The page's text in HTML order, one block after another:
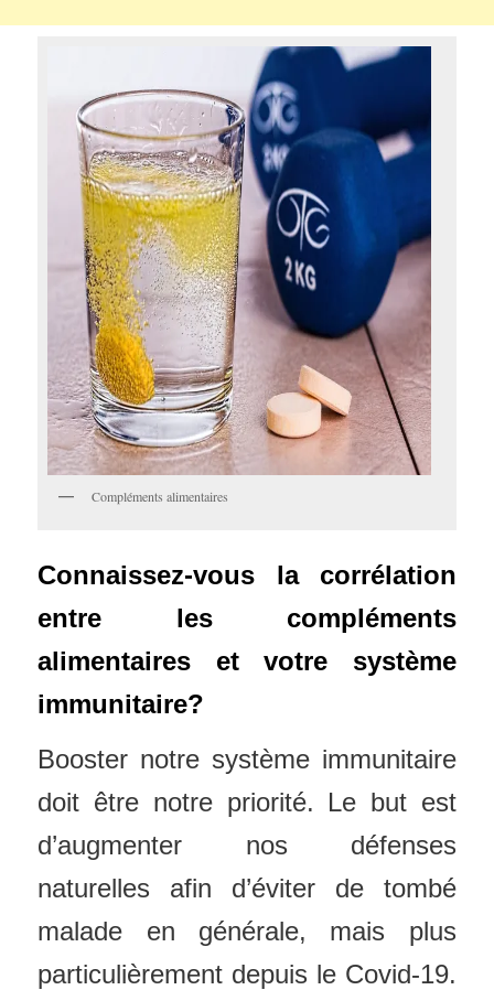
Compléments alimentaires
Connaissez-vous la corrélation
entre les compléments
alimentaires et votre système
immunitaire?
Booster notre système immunitaire
doit être notre priorité. Le but est
d’augmenter nos défenses
naturelles afin d’éviter de tombé
malade en générale, mais plus
particulièrement depuis le Covid-19.